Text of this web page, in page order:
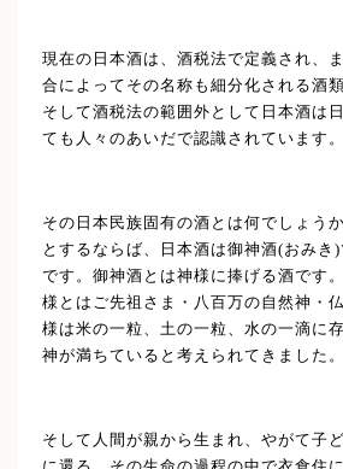
現在の日本酒は、酒税法で定義され、
合によってその名称も細分化される酒
そして酒税法の範囲外として日本酒は
ても人々のあいだで認識されています。
その日本民族固有の酒とは何でしょう
とするならば、日本酒は御神酒(おみき
です。御神酒とは神様に捧げる酒です
様とはご先祖さま・八百万の自然神・
様は米の一粒、土の一粒、水の一滴に
神が満ちていると考えられてきました。
そして人間が親から生まれ、やがて子